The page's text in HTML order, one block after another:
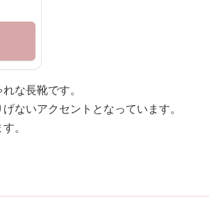
な長靴です。
ないアクセントとなっています。
。